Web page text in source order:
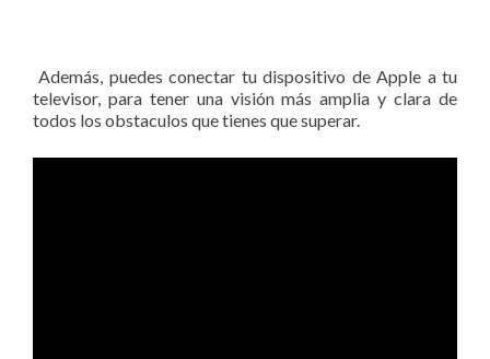
Además, puedes conectar tu dispositivo de Apple a tu
televisor, para tener una visión más amplia y clara de
todos los obstaculos que tienes que superar.